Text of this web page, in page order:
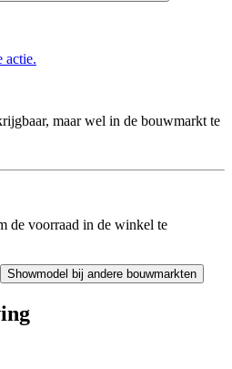
actie.
maar wel in de bouwmarkt te
de voorraad in de winkel te
Showmodel bij andere bouwmarkten